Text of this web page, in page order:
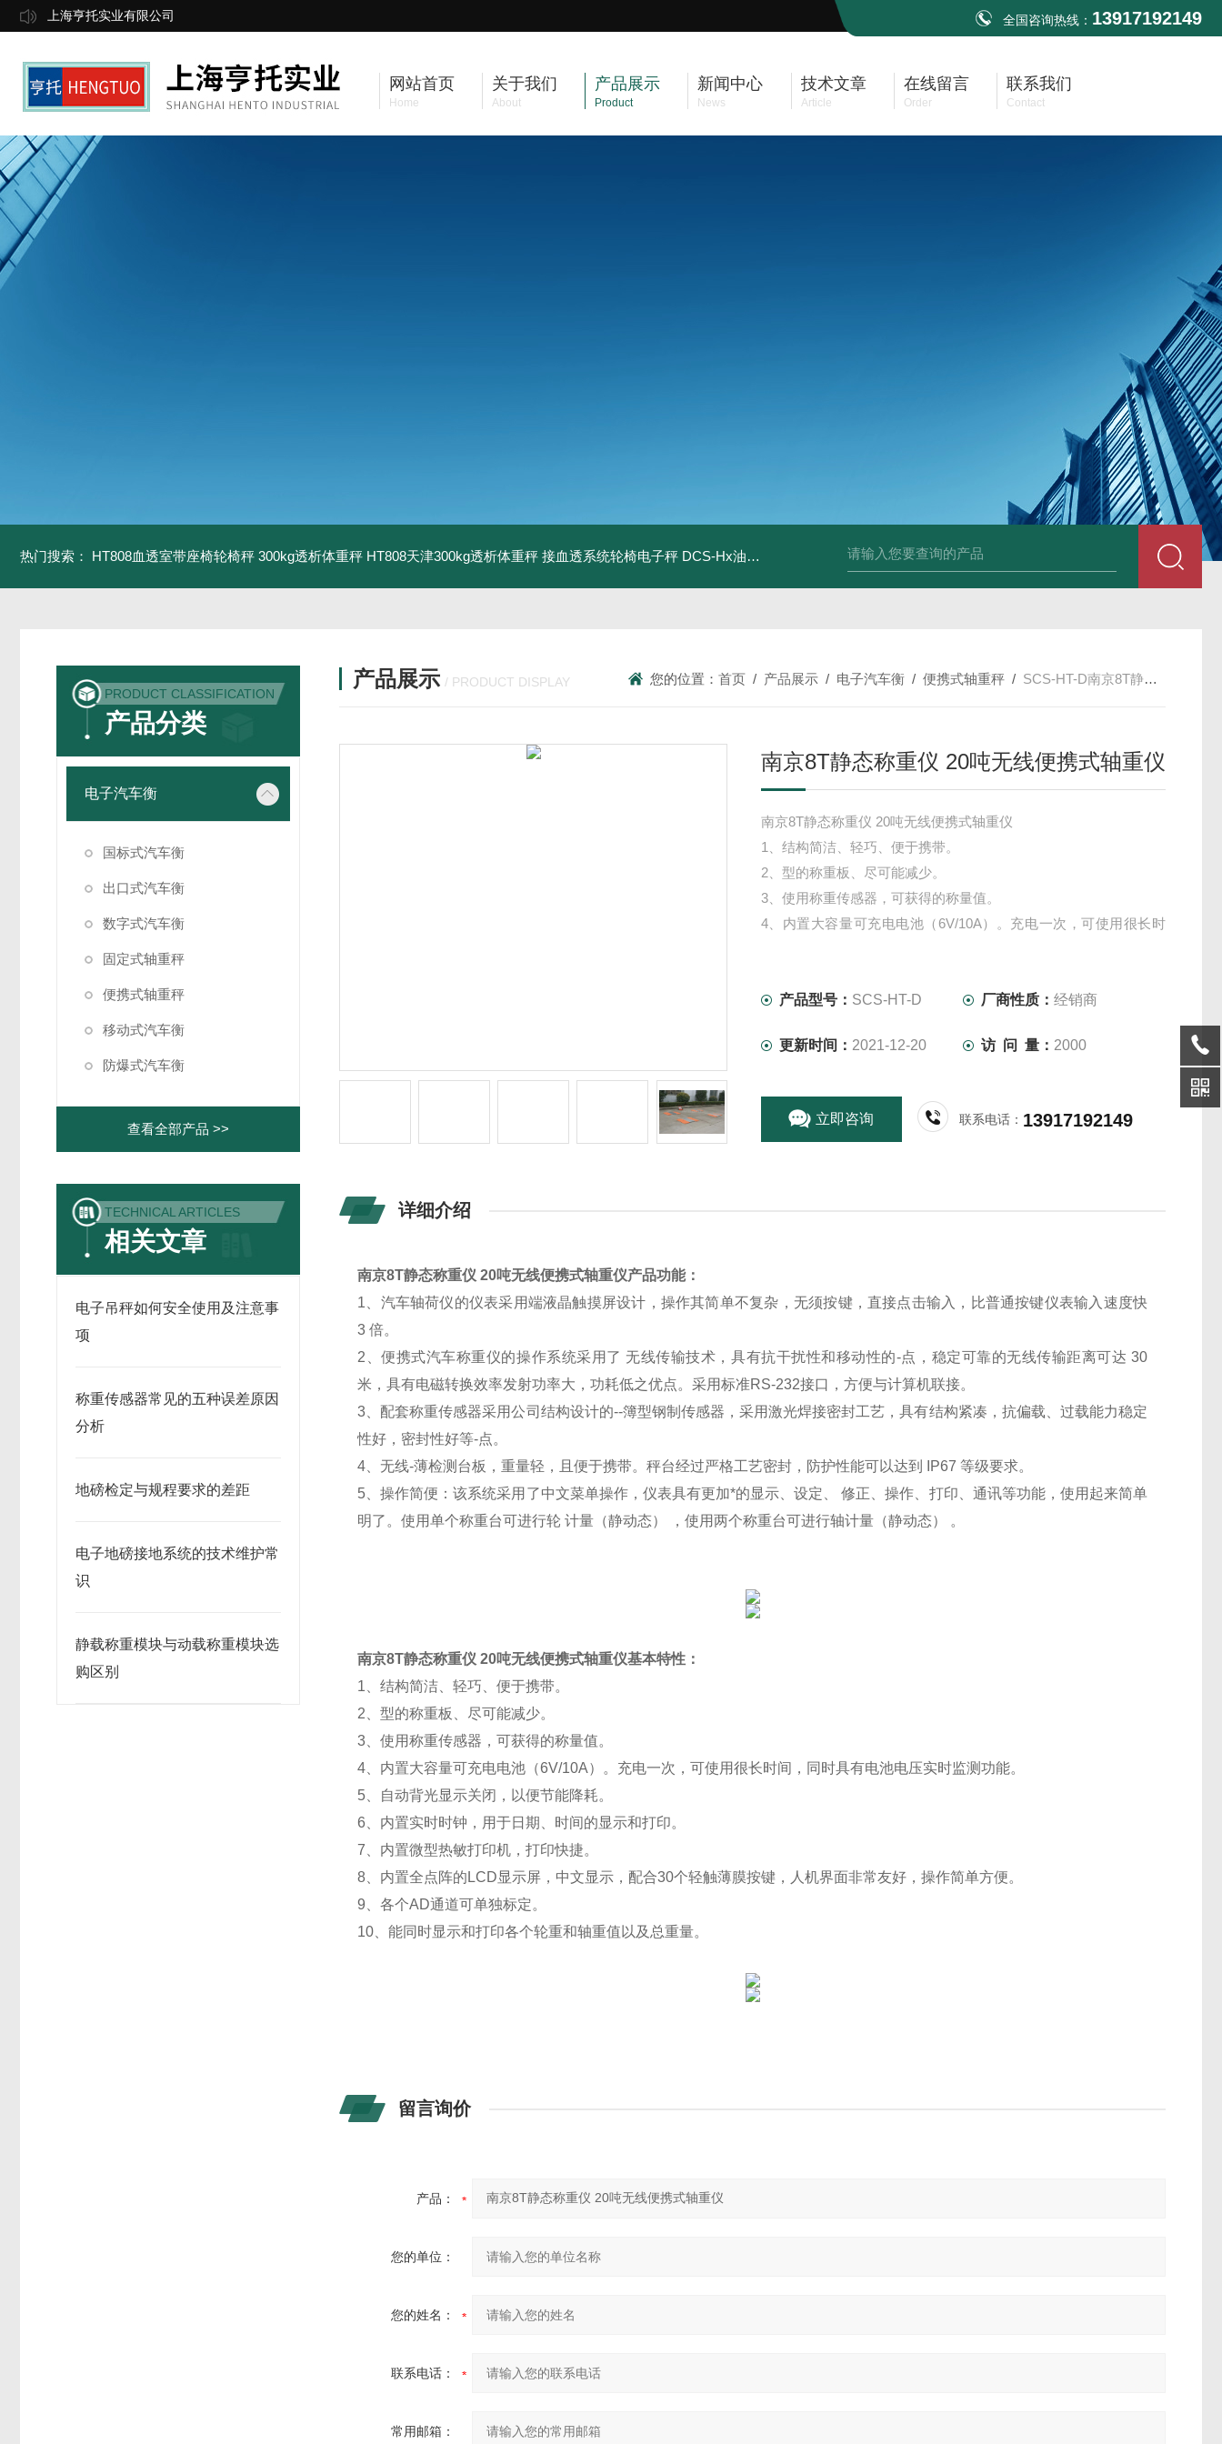
上海亨托实业有限公司 全国咨询热线： 13917192149
网站首页
Home
关于我们
About
产品展示
Product
新闻中心
News
技术文章
Article
在线留言
Order
联系我们
Contact
热门搜索： HT808血透室带座椅轮椅秤 300kg透析体重秤 HT808天津300kg透析体重秤 接血透系统轮椅电子秤 DCS-Hx油桶搬运车电子秤 上海350kg防爆倒桶称 HT808300kg带座椅轮椅秤 血透室轮椅
PRODUCT CLASSIFICATION
产品分类
电子汽车衡
国标式汽车衡
出口式汽车衡
数字式汽车衡
固定式轴重秤
便携式轴重秤
移动式汽车衡
防爆式汽车衡
查看全部产品 >>
TECHNICAL ARTICLES
相关文章
电子吊秤如何安全使用及注意事
项
称重传感器常见的五种误差原因
分析
地磅检定与规程要求的差距
电子地磅接地系统的技术维护常
识
静载称重模块与动载称重模块选
购区别
产品展示 / PRODUCT DISPLAY 您的位置：首页 / 产品展示 / 电子汽车衡 /便携式轴重秤 / SCS-HT-D南京8T静态称重仪 20吨无线便携式轴重仪
南京8T静态称重仪 20吨无线便携式轴重仪
南京8T静态称重仪 20吨无线便携式轴重仪
1、结构简洁、轻巧、便于携带。
2、型的称重板、尽可能减少。
3、使用称重传感器，可获得的称量值。
4、内置大容量可充电电池（6V/10A）。充电一次，可使用很长时
产品型号： SCS-HT-D 厂商性质：经销商
更新时间： 2021-12-20 访 问 量： 2000
立即咨询 联系电话： 13917192149
详细介绍
南京8T静态称重仪 20吨无线便携式轴重仪产品功能：
1、汽车轴荷仪的仪表采用端液晶触摸屏设计，操作其简单不复杂，无须按键，直接点击输入，比普通按键仪表输入速度快
3 倍。
2、便携式汽车称重仪的操作系统采用了 无线传输技术，具有抗干扰性和移动性的-点，稳定可靠的无线传输距离可达 30
米，具有电磁转换效率发射功率大，功耗低之优点。采用标准RS-232接口，方便与计算机联接。
3、配套称重传感器采用公司结构设计的--簿型钢制传感器，采用激光焊接密封工艺，具有结构紧凑，抗偏载、过载能力稳定
性好，密封性好等-点。
4、无线-薄检测台板，重量轻，且便于携带。秤台经过严格工艺密封，防护性能可以达到 IP67 等级要求。
5、操作简便：该系统采用了中文菜单操作，仪表具有更加*的显示、设定、 修正、操作、打印、通讯等功能，使用起来简单
明了。使用单个称重台可进行轮 计量（静动态） ，使用两个称重台可进行轴计量（静动态） 。
南京8T静态称重仪 20吨无线便携式轴重仪基本特性：
1、结构简洁、轻巧、便于携带。
2、型的称重板、尽可能减少。
3、使用称重传感器，可获得的称量值。
4、内置大容量可充电电池（6V/10A）。充电一次，可使用很长时间，同时具有电池电压实时监测功能。
5、自动背光显示关闭，以便节能降耗。
6、内置实时时钟，用于日期、时间的显示和打印。
7、内置微型热敏打印机，打印快捷。
8、内置全点阵的LCD显示屏，中文显示，配合30个轻触薄膜按键，人机界面非常友好，操作简单方便。
9、各个AD通道可单独标定。
10、能同时显示和打印各个轮重和轴重值以及总重量。
留言询价
产品：
您的单位：
您的姓名：
联系电话：
常用邮箱：